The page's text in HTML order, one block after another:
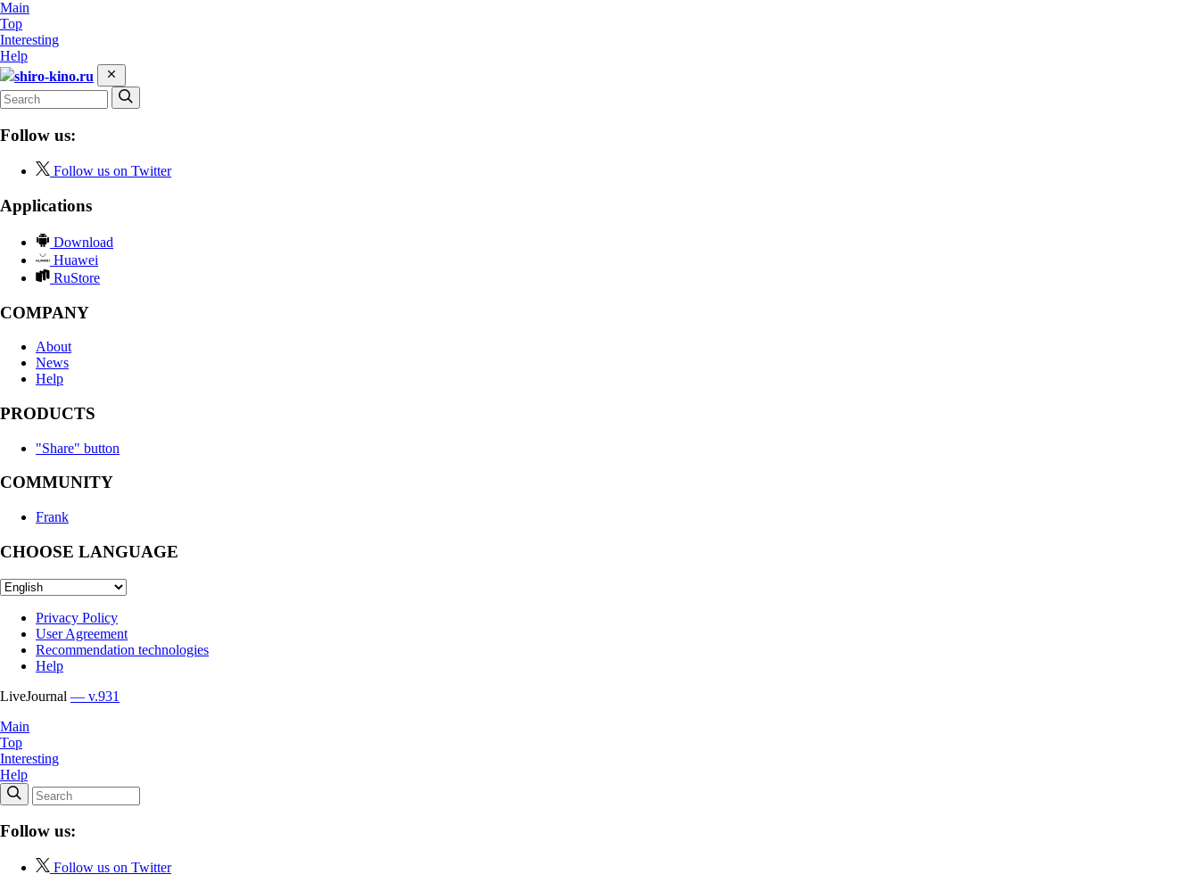
Main
Top
Interesting
Help
shiro-kino.ru
Follow us:
Follow us on Twitter
Applications
Download
Huawei
RuStore
COMPANY
About
News
Help
PRODUCTS
"Share" button
COMMUNITY
Frank
CHOOSE LANGUAGE
Privacy Policy
User Agreement
Recommendation technologies
Help
LiveJournal — v.931
Main
Top
Interesting
Help
Follow us:
Follow us on Twitter